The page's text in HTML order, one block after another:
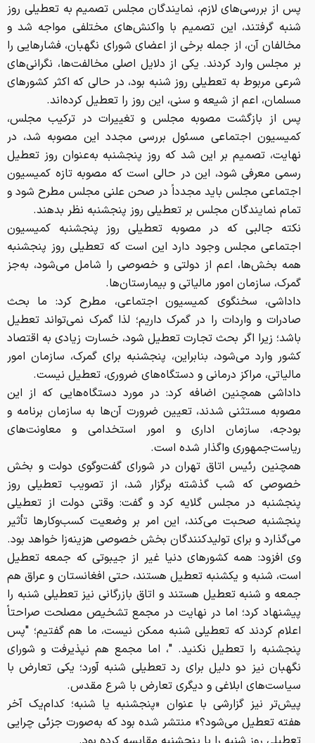
پس از بررسی‌های لازم، نمایندگان مجلس تصمیم به تعطیلی روز
شنبه گرفتند، این تصمیم با واکنش‌های مختلفی مواجه شد و
مخالفان آن، از جمله برخی از اعضای شورای نگهبان، فشار‌هایی را
بر مجلس وارد کردند. یکی از دلایل اصلی مخالفت‌ها، نگرانی‌های
شرعی مربوط به تعطیلی روز شنبه بود، در حالی که اکثر کشور‌های
مسلمان، اعم از شیعه و سنی، این روز را تعطیل کرده‌اند.
پس از بازگشت مصوبه مجلس و تغییرات در ترکیب مجلس،
کمیسیون اجتماعی مسئول بررسی مجدد این مصوبه شد، در
نهایت، تصمیم بر این شد که روز پنجشنبه به‌عنوان روز تعطیل
رسمی معرفی شود، این در حالی است که مصوبه تازه کمیسیون
اجتماعی مجلس باید مجدداً در صحن علنی مجلس مطرح شود و
تمام نمایندگان مجلس بر تعطیلی روز پنجشنبه نظر بدهند.
نکته جالبی که در مصوبه تعطیلی روز پنجشنبه کمیسیون
اجتماعی مجلس وجود دارد این است که تعطیلی روز پنجشنبه
همه بخش‌ها، اعم از دولتی و خصوصی را شامل می‌شود، به‌جز
گمرک، سازمان امور مالیاتی و بیمارستان‌ها.
داداشی، سخنگوی کمیسیون اجتماعی، مطرح کرد: ما بحث
صادرات و واردات را در گمرک داریم؛ لذا گمرک نمی‌تواند تعطیل
باشد؛ زیرا اگر بحث تجارت تعطیل شود، خسارت زیادی به اقتصاد
کشور وارد می‌شود، بنابراین، پنجشنبه برای گمرک، سازمان امور
مالیاتی، مراکز درمانی و دستگاه‌های ضروری، تعطیل نیست.
داداشی همچنین اضافه کرد: در مورد دستگاه‌هایی که از این
مصوبه مستثنی شدند، تعیین ضرورت آن‌ها به سازمان برنامه و
بودجه، سازمان اداری و امور استخدامی و معاونت‌های
ریاست‌جمهوری واگذار شده است.
همچنین رئیس اتاق تهران در شورای گفت‌وگوی دولت و بخش
خصوصی که شب گذشته برگزار شد، از تصویب تعطیلی روز
پنجشنبه در مجلس گلایه کرد و گفت: وقتی دولت از تعطیلی
پنجشنبه صحبت می‌کند، این امر بر وضعیت کسب‌وکار‌ها تأثیر
می‌گذارد و برای تولیدکنندگان بخش خصوصی هزینه‌زا خواهد بود.
وی افزود: همه کشور‌های دنیا غیر از جیبوتی که جمعه تعطیل
است، شنبه و یکشنبه تعطیل هستند، حتی افغانستان و عراق هم
جمعه و شنبه تعطیل هستند و اتاق بازرگانی نیز تعطیلی شنبه را
پیشنهاد کرد؛ اما در نهایت در مجمع تشخیص مصلحت صراحتاً
اعلام کردند که تعطیلی شنبه ممکن نیست، ما هم گفتیم؛ "پس
پنجشنبه را تعطیل نکنید. "، اما مجمع هم نپذیرفت و شورای
نگهبان نیز دو دلیل برای رد تعطیلی شنبه آورد؛ یکی تعارض با
سیاست‌های ابلاغی و دیگری تعارض با شرع مقدس.
پیش‌تر نیز گزارشی با عنوان «پنجشنبه یا شنبه؛ کدام‌یک آخر
هفته تعطیل می‌شود؟» منتشر شده بود که به‌صورت جزئی چرایی